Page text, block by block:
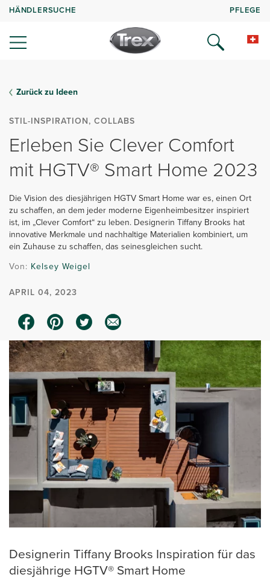
HÄNDLERSUCHE PFLEGE
Zurück zu Ideen
STIL-INSPIRATION, COLLABS
Erleben Sie Clever Comfort
mit HGTV® Smart Home 2023
Die Vision des diesjährigen HGTV Smart Home war es, einen Ort
zu schaffen, an dem jeder moderne Eigenheimbesitzer inspiriert
ist, im „Clever Comfort“ zu leben. Designerin Tiffany Brooks hat
innovative Merkmale und nachhaltige Materialien kombiniert, um
ein Zuhause zu schaffen, das seinesgleichen sucht.
Von: Kelsey Weigel
APRIL 04, 2023
Designerin Tiffany Brooks Inspiration für das
diesjährige HGTV® Smart Home